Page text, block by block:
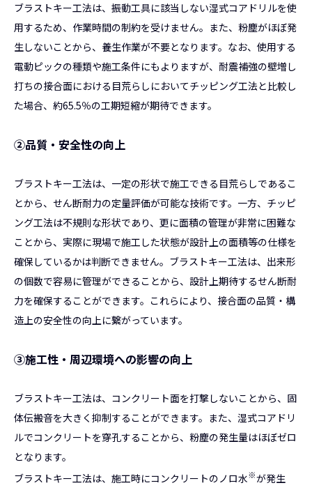
ブラストキー工法は、振動工具に該当しない湿式コアドリルを使
用するため、作業時間の制約を受けません。また、粉塵がほぼ発
生しないことから、養生作業が不要となります。なお、使用する
電動ピックの種類や施工条件にもよりますが、耐震補強の壁増し
打ちの接合面における目荒らしにおいてチッピング工法と比較し
た場合、約65.5％の工期短縮が期待できます。
②品質・安全性の向上
ブラストキー工法は、一定の形状で施工できる目荒らしであるこ
とから、せん断耐力の定量評価が可能な技術です。一方、チッピ
ング工法は不規則な形状であり、更に面積の管理が非常に困難な
ことから、実際に現場で施工した状態が設計上の面積等の仕様を
確保しているかは判断できません。ブラストキー工法は、出来形
の個数で容易に管理ができることから、設計上期待するせん断耐
力を確保することができます。これらにより、接合面の品質・構
造上の安全性の向上に繋がっています。
③施工性・周辺環境への影響の向上
ブラストキー工法は、コンクリート面を打撃しないことから、固
体伝搬音を大きく抑制することができます。また、湿式コアドリ
ルでコンクリートを穿孔することから、粉塵の発生量はほぼゼロ
となります。
ブラストキー工法は、施工時にコンクリートのノロ水※が発生